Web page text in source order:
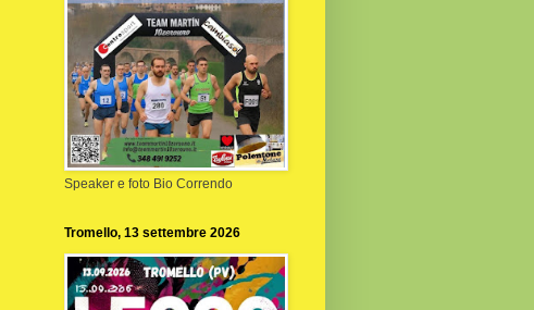
Speaker e foto Bio Correndo
Tromello, 13 settembre 2026